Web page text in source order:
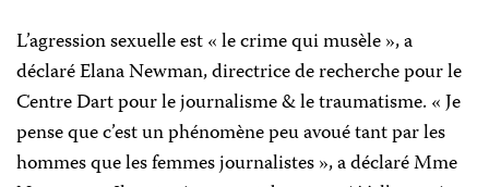
L’agression sexuelle est « le crime qui musèle », a
déclaré Elana Newman, directrice de recherche pour le
Centre Dart pour le journalisme & le traumatisme. « Je
pense que c’est un phénomène peu avoué tant par les
hommes que les femmes journalistes », a déclaré Mme